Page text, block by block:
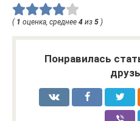
( 1 оценка, среднее 4 из 5 )
Понравилась